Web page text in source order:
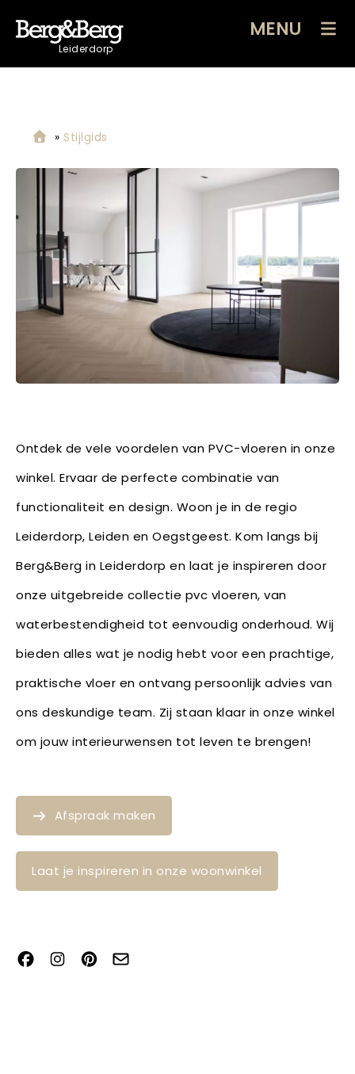
Leiderdorp
MENU
» Stijlgids
Ontdek de vele voordelen van PVC-vloeren in onze
winkel. Ervaar de perfecte combinatie van
functionaliteit en design. Woon je in de regio
Leiderdorp, Leiden en Oegstgeest. Kom langs bij
Berg&Berg in Leiderdorp en laat je inspireren door
onze uitgebreide collectie pvc vloeren, van
waterbestendigheid tot eenvoudig onderhoud. Wij
bieden alles wat je nodig hebt voor een prachtige,
praktische vloer en ontvang persoonlijk advies van
ons deskundige team. Zij staan klaar in onze winkel
om jouw interieurwensen tot leven te brengen!
Afspraak maken
Laat je inspireren in onze woonwinkel